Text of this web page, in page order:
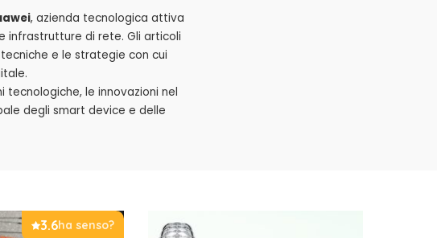
, azienda tecnologica attiva
infrastrutture di rete. Gli articoli
e le strategie con cui
tecnologiche, le innovazioni nel
degli smart device e delle
3.6ha senso?